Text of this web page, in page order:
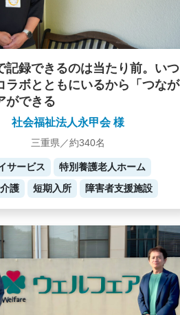
記録できるのは当たり前。いつ
ラボとともにいるから「つなが
ができる
社会福祉法人永甲会 様
三重県／約340名
サービス
特別養護老人ホーム
護
短期入所 障害者支援施設